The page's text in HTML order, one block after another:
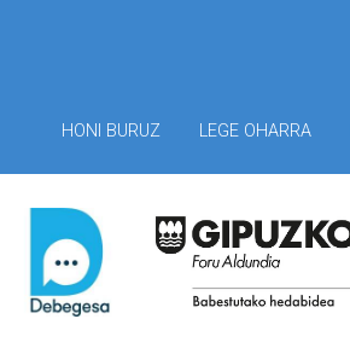
HONI BURUZ LEGE OHARRA